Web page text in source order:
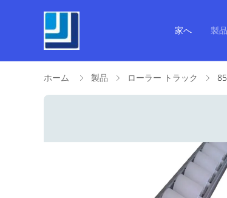
家へ 製品
ホーム 製品 ローラー トラック